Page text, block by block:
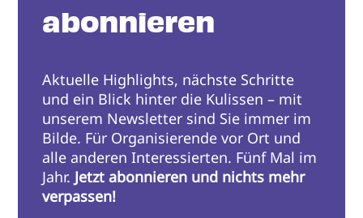
abonnieren
Aktuelle Highlights, nächste Schritte
und ein Blick hinter die Kulissen – mit
unserem Newsletter sind Sie immer im
Bilde. Für Organisierende vor Ort und
alle anderen Interessierten. Fünf Mal im
Jahr. Jetzt abonnieren und nichts mehr
verpassen!